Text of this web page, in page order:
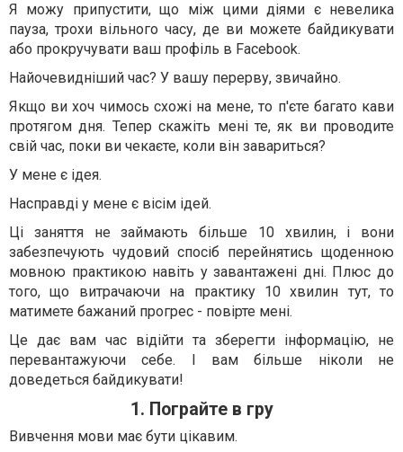
Я можу припустити, що між цими діями є невелика
пауза, трохи вільного часу, де ви можете байдикувати
або прокручувати ваш профіль в Facebook.
Найочевидніший час? У вашу перерву, звичайно.
Якщо ви хоч чимось схожі на мене, то п'єте багато кави
протягом дня. Тепер скажіть мені те, як ви проводите
свій час, поки ви чекаєте, коли він завариться?
У мене є ідея.
Насправді у мене є вісім ідей.
Ці заняття не займають більше 10 хвилин, і вони
забезпечують чудовий спосіб перейнятись щоденною
мовною практикою навіть у завантажені дні. Плюс до
того, що витрачаючи на практику 10 хвилин тут, то
матимете бажаний прогрес - повірте мені.
Це дає вам час відійти та зберегти інформацію, не
перевантажуючи себе. І вам більше ніколи не
доведеться байдикувати!
1. Пограйте в гру
Вивчення мови має бути цікавим.